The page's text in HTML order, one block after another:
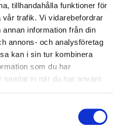
tillhandahålla funktioner för
trafik. Vi vidarebefordrar
information från din
annons- och analysföretag
kan i sin tur kombinera
som du har
samlat in när du har använt